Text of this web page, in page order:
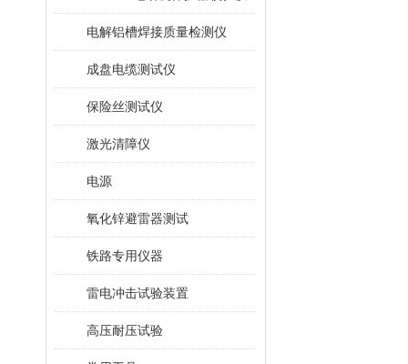
电解铝槽焊接质量检测仪
成盘电缆测试仪
保险丝测试仪
激光清障仪
电源
氧化锌避雷器测试
铁路专用仪器
雷电冲击试验装置
高压耐压试验